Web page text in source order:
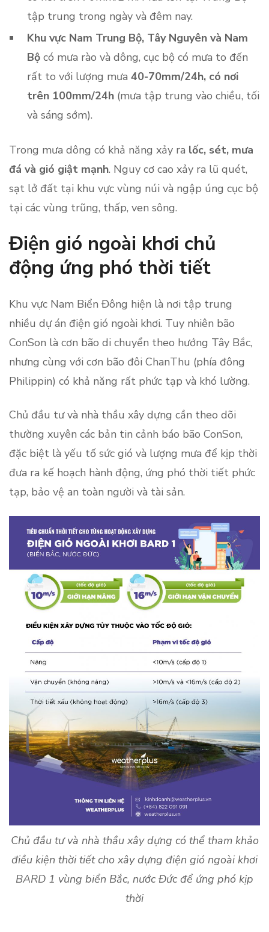
tập trung trong ngày và đêm nay.
Khu vực Nam Trung Bộ, Tây Nguyên và Nam
Bộ có mưa rào và dông, cục bộ có mưa to đến
rất to với lượng mưa 40-70mm/24h, có nơi
trên 100mm/24h (mưa tập trung vào chiều, tối
và sáng sớm).
Trong mưa dông có khả năng xảy ra lốc, sét, mưa
đá và gió giật mạnh. Nguy cơ cao xảy ra lũ quét,
sạt lở đất tại khu vực vùng núi và ngập úng cục bộ
tại các vùng trũng, thấp, ven sông.
Điện gió ngoài khơi chủ
động ứng phó thời tiết
Khu vực Nam Biển Đông hiện là nơi tập trung
nhiều dự án điện gió ngoài khơi. Tuy nhiên bão
ConSon là cơn bão di chuyển theo hướng Tây Bắc,
nhưng cùng với cơn bão đôi ChanThu (phía đông
Philippin) có khả năng rất phức tạp và khó lường.
Chủ đầu tư và nhà thầu xây dựng cần theo dõi
thường xuyên các bản tin cảnh báo bão ConSon,
đặc biệt là yếu tố sức gió và lượng mưa để kịp thời
đưa ra kế hoạch hành động, ứng phó thời tiết phức
tạp, bảo vệ an toàn người và tài sản.
Chủ đầu tư và nhà thầu xây dựng có thể tham khảo
điều kiện thời tiết cho xây dựng điện gió ngoài khơi
BARD 1 vùng biển Bắc, nước Đức để ứng phó kịp
thời